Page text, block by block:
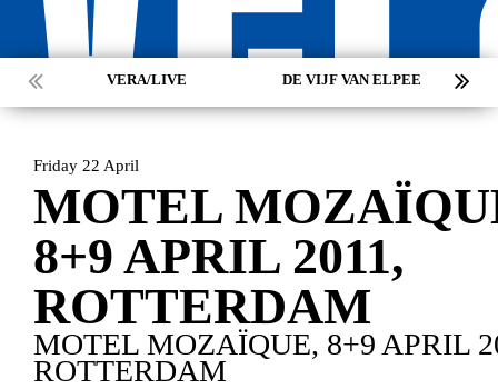
VERA/LIVE DE VIJF VAN ELPEE
Friday 22 April
MOTEL
8+9 APRIL 2011,
ROTTERDAM
MOTEL MOZAÏQUE, 8+9 APRIL
ROTTERDAM